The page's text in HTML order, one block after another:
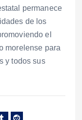
permanece
de los
el
morelense para
y todos sus